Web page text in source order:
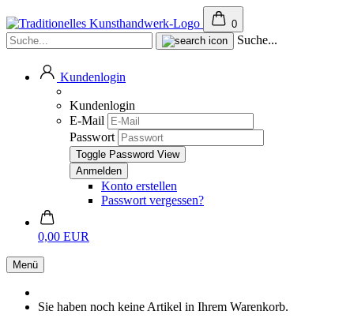
0
Suche...
Kundenlogin
Kundenlogin
E-Mail
Passwort
Toggle Password View
Konto erstellen
Passwort vergessen?
0,00 EUR
Menü
Sie haben noch keine Artikel in Ihrem Warenkorb.